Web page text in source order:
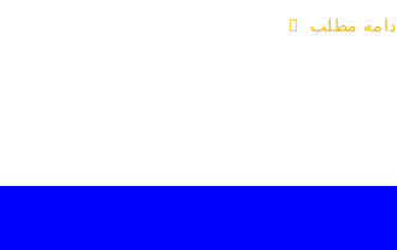
ادامه مطلب